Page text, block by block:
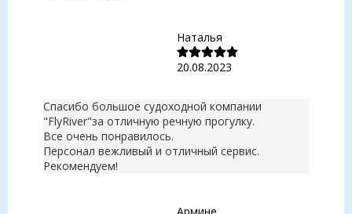
Наталья
20.08.2023
Спасибо большое судоходной компании
"FlyRiver"за отличную речную прогулку.
Все очень понравилось.
Персонал вежливый и отличный сервис.
Рекомендуем!
Армине